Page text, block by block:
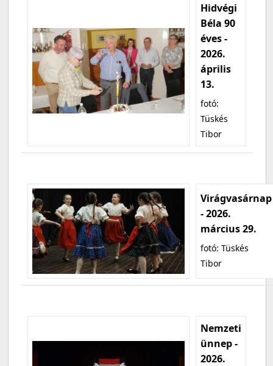
Hidvégi
Béla 90
éves -
2026.
április
13.
fotó:
Tüskés
Tibor
Virágvasárnap
- 2026.
március 29.
fotó: Tüskés
Tibor
Nemzeti
ünnep -
2026.